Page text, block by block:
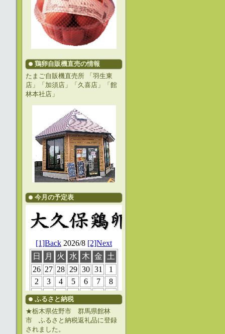
鶏卵自販機直売の情報
たまご自販機直売所 「羽生東
店」「加須店」「久喜店」「館
林本社店」
今月の予定表
ふるさと納税
★栃木県佐野市 群馬県館林
市 ふるさと納税返礼品に登録
されました。